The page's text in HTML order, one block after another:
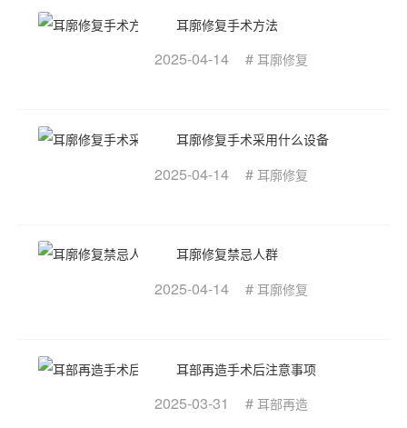
耳廓修复手术方法
2025-04-14 # 耳廓修复
耳廓修复手术采用什么设备
2025-04-14 # 耳廓修复
耳廓修复禁忌人群
2025-04-14 # 耳廓修复
耳部再造手术后注意事项
2025-03-31 # 耳部再造